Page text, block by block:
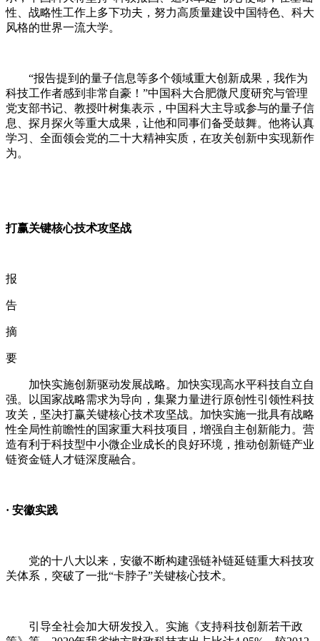
性、战略性工作上多下功夫，努力高质量建设中国特色、科大
风格的世界一流大学。
“报告提到的量子信息等多个领域重大创新成果，我作为
科技工作者感到非常自豪！ ”中国科大合肥微尺度研究与管理
党支部书记、教授叶树集表示，中国科大主导或参与的量子信
息、探月探火等重大成果，让他和同事们备受鼓舞。他将认真
学习、全面领会党的二十大精神实质，在攻关创新中实现新作
为。
打赢关键核心技术攻坚战
报
告
摘
要
加快实施创新驱动发展战略。加快实现高水平科技自立自
强。以国家战略需求为导向，集聚力量进行原创性引领性科技
攻关，坚决打赢关键核心技术攻坚战。加快实施一批具有战略
性全局性前瞻性的国家重大科技项目，增强自主创新能力。营
造有利于科技型中小微企业成长的良好环境，推动创新链产业
链资金链人才链深度融合。
· 安徽实践
党的十八大以来，安徽不断构建强链补链延链重大科技攻
关体系，突破了一批“卡脖子”关键核心技术。
引导全社会加大研发投入。实施《支持科技创新若干政